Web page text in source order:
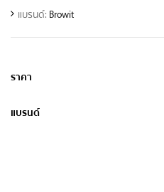
แบรนด์: Browit
ราคา
แบรนด์